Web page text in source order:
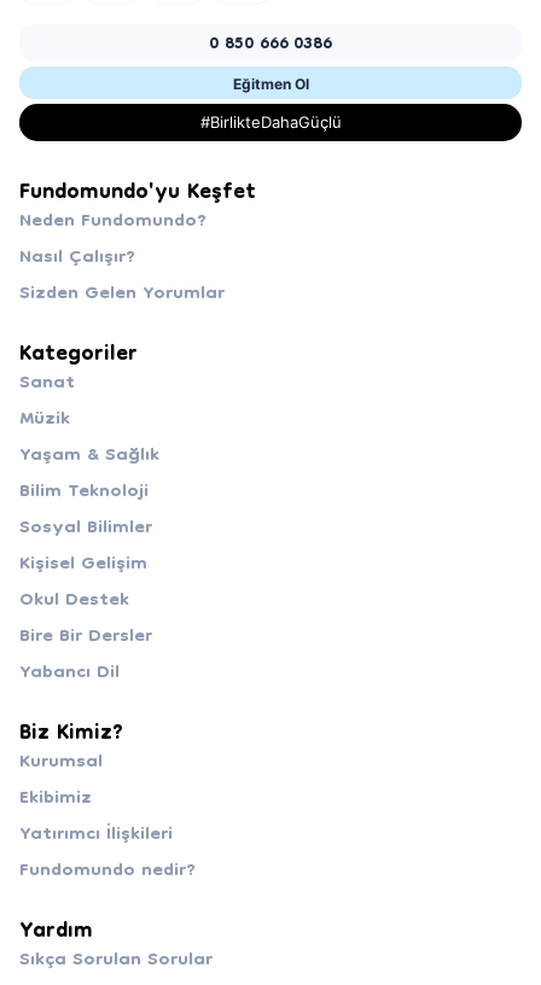
0 850 666 0386
Eğitmen Ol
#BirlikteDahaGüçlü
Fundomundo'yu Keşfet
Neden Fundomundo?
Nasıl Çalışır?
Sizden Gelen Yorumlar
Kategoriler
Sanat
Müzik
Yaşam & Sağlık
Bilim Teknoloji
Sosyal Bilimler
Kişisel Gelişim
Okul Destek
Bire Bir Dersler
Yabancı Dil
Biz Kimiz?
Kurumsal
Ekibimiz
Yatırımcı İlişkileri
Fundomundo nedir?
Yardım
Sıkça Sorulan Sorular